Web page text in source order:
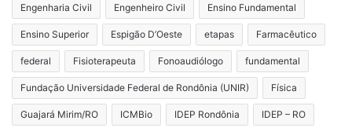
Engenharia Civil Engenheiro Civil Ensino Fundamental
Ensino Superior Espigão D’Oeste etapas Farmacêutico
federal Fisioterapeuta Fonoaudiólogo fundamental
Fundação Universidade Federal de Rondônia (UNIR) Física
Guajará Mirim/RO ICMBio IDEP Rondônia IDEP – RO